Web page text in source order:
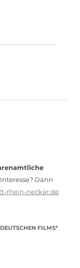
Dann
rhein-neckar.de
FILMS*